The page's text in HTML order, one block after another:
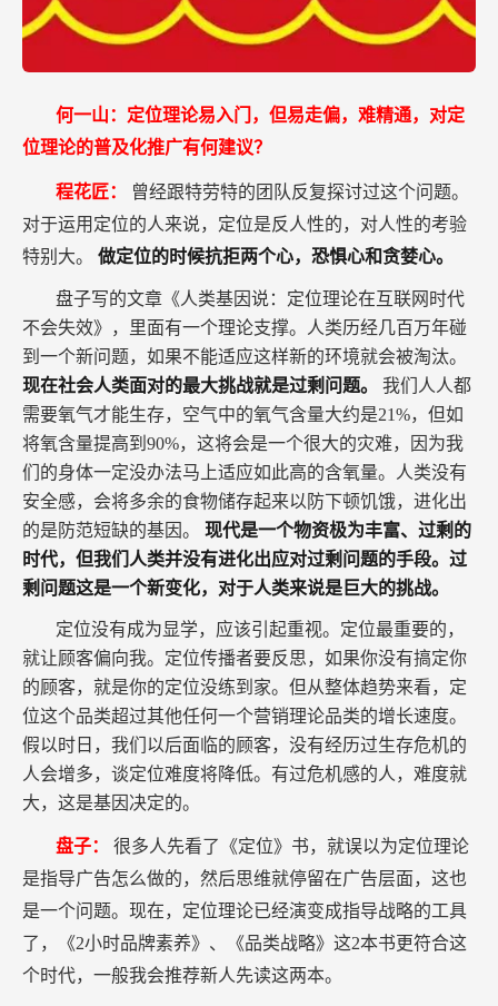
何一山：定位理论易入门，但易走偏，难精通，对定
位理论的普及化推广有何建议？
程花匠：
曾经跟特劳特的团队反复探讨过这个问题。
对于运用定位的人来说，定位是反人性的，对人性的考验
特别大。 做定位的时候抗拒两个心，恐惧心和贪婪心。
盘子写的文章《人类基因说：定位理论在互联网时代
不会失效》，里面有一个理论支撑。人类历经几百万年碰
到一个新问题，如果不能适应这样新的环境就会被淘汰。
现在社会人类面对的最大挑战就是过剩问题。 我们人人都
需要氧气才能生存，空气中的氧气含量大约是21%，但如
将氧含量提高到90%，这将会是一个很大的灾难，因为我
们的身体一定没办法马上适应如此高的含氧量。人类没有
安全感，会将多余的食物储存起来以防下顿饥饿，进化出
的是防范短缺的基因。 现代是一个物资极为丰富、过剩的
时代，但我们人类并没有进化出应对过剩问题的手段。过
剩问题这是一个新变化，对于人类来说是巨大的挑战。
定位没有成为显学，应该引起重视。定位最重要的，
就让顾客偏向我。定位传播者要反思，如果你没有搞定你
的顾客，就是你的定位没练到家。但从整体趋势来看，定
位这个品类超过其他任何一个营销理论品类的增长速度。
假以时日，我们以后面临的顾客，没有经历过生存危机的
人会增多，谈定位难度将降低。有过危机感的人，难度就
大，这是基因决定的。
盘子： 很多人先看了《定位》书，就误以为定位理论
是指导广告怎么做的，然后思维就停留在广告层面，这也
是一个问题。现在，定位理论已经演变成指导战略的工具
了，《2小时品牌素养》、《品类战略》这2本书更符合这
个时代，一般我会推荐新人先读这两本。